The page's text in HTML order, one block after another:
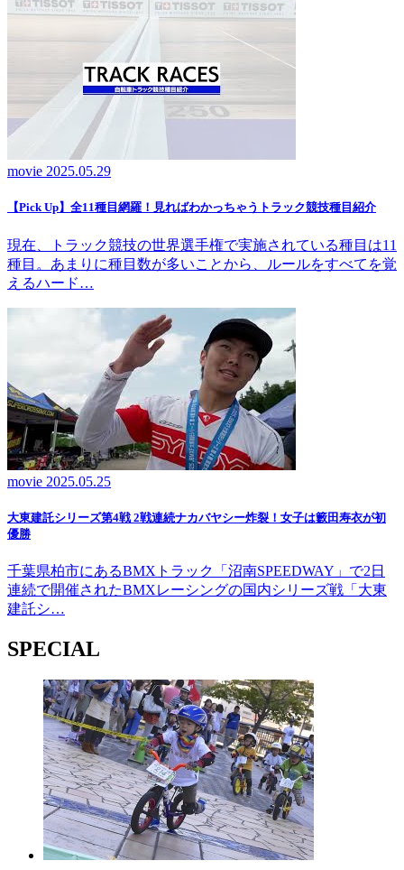
movie 2025.05.29
【Pick Up】全11種目網羅！見ればわかっちゃうトラック競技種目紹介
現在、トラック競技の世界選手権で実施されている種目は11
種目。あまりに種目数が多いことから、ルールをすべてを覚
えるハード…
movie 2025.05.25
大東建託シリーズ第4戦 2戦連続ナカバヤシー炸裂！女子は籔田寿衣が初
優勝
千葉県柏市にあるBMXトラック「沼南SPEEDWAY」で2日
連続で開催されたBMXレーシングの国内シリーズ戦「大東
建託シ…
SPECIAL